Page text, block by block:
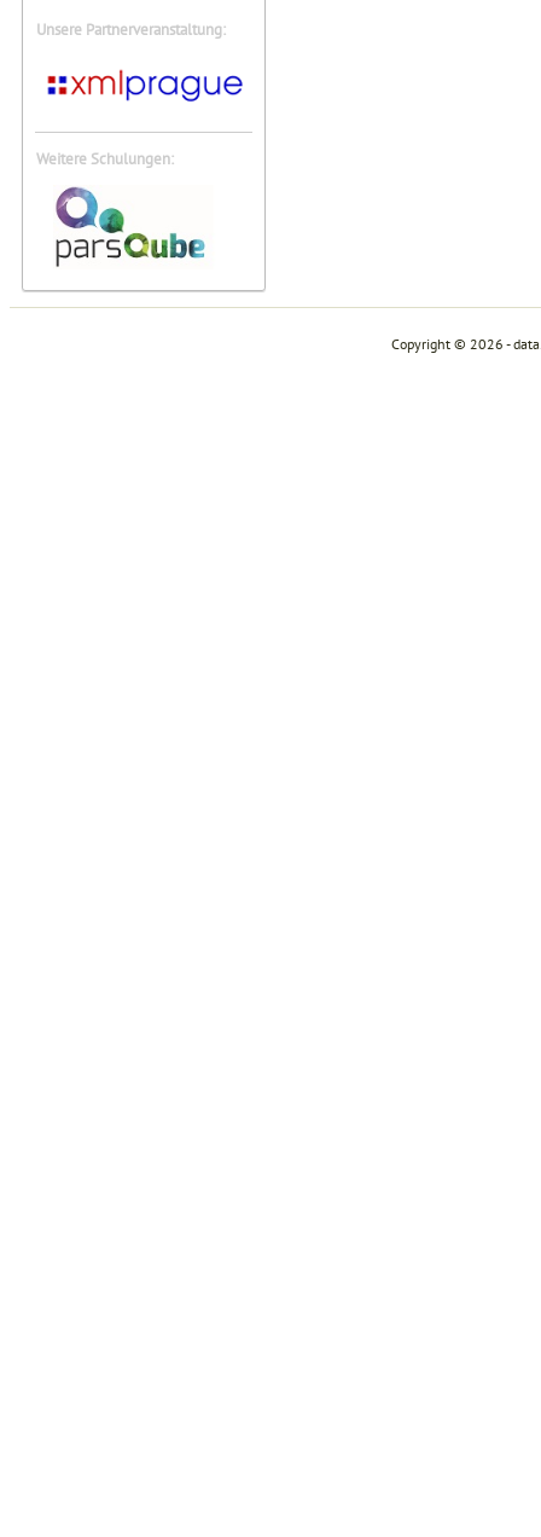
Unsere Partnerveranstaltung:
Weitere Schulungen:
Copyright © 2026 -